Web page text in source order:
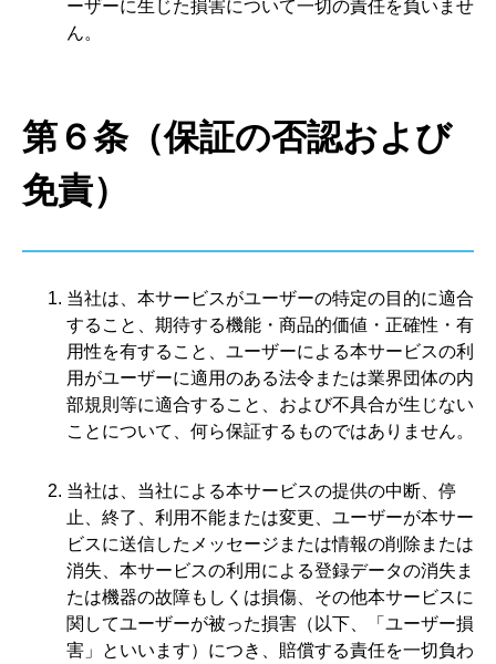
ーザーに生じた損害について一切の責任を負いませ
ん。
第６条（保証の否認および
免責）
当社は、本サービスがユーザーの特定の目的に適合
すること、期待する機能・商品的価値・正確性・有
用性を有すること、ユーザーによる本サービスの利
用がユーザーに適用のある法令または業界団体の内
部規則等に適合すること、および不具合が生じない
ことについて、何ら保証するものではありません。
当社は、当社による本サービスの提供の中断、停
止、終了、利用不能または変更、ユーザーが本サー
ビスに送信したメッセージまたは情報の削除または
消失、本サービスの利用による登録データの消失ま
たは機器の故障もしくは損傷、その他本サービスに
関してユーザーが被った損害（以下、「ユーザー損
害」といいます）につき、賠償する責任を一切負わ